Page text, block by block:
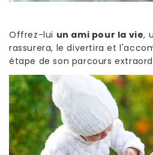
Offrez-lui un ami pour la vie,
rassurera, le divertira et
étape de son parcours